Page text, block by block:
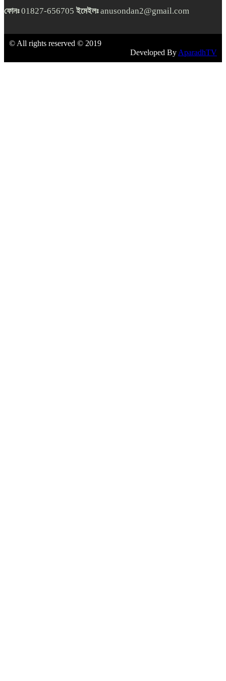
ফোনঃ01827-656705ইমেইলঃanusondan2@gmail.com
© All rights reserved © 2019
Developed By AparadhTV